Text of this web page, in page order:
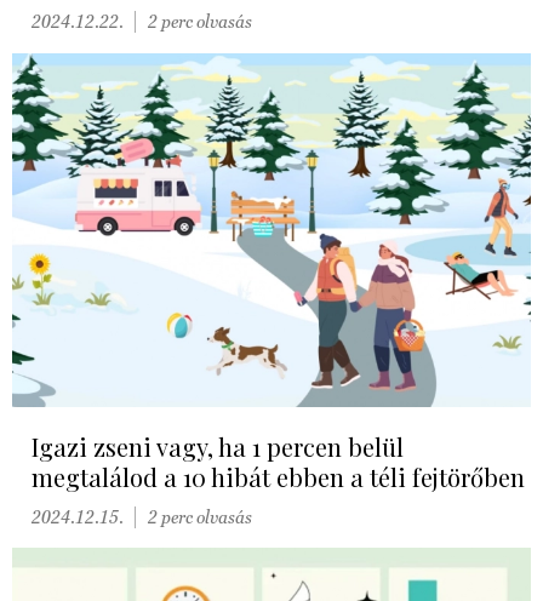
2024.12.22. 2 perc olvasás
Igazi zseni vagy, ha 1 percen belül
megtalálod a 10 hibát ebben a téli fejtörőben
2024.12.15. 2 perc olvasás